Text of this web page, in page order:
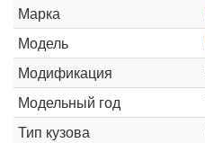
Марка
Модель
Модификация
Модельный год
Тип кузова